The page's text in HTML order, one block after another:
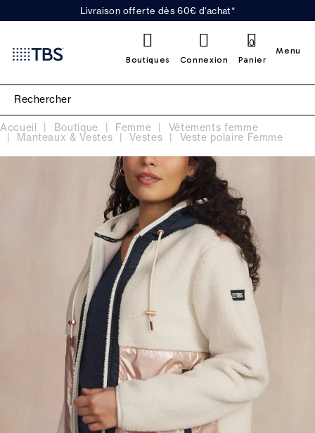
Livraison offerte dès 60€ d'achat*
Boutiques Connexion Panier
0
Menu
Accueil Boutique Femme Vêtements femme
Manteaux & Vestes Vestes Veste polaire Femme